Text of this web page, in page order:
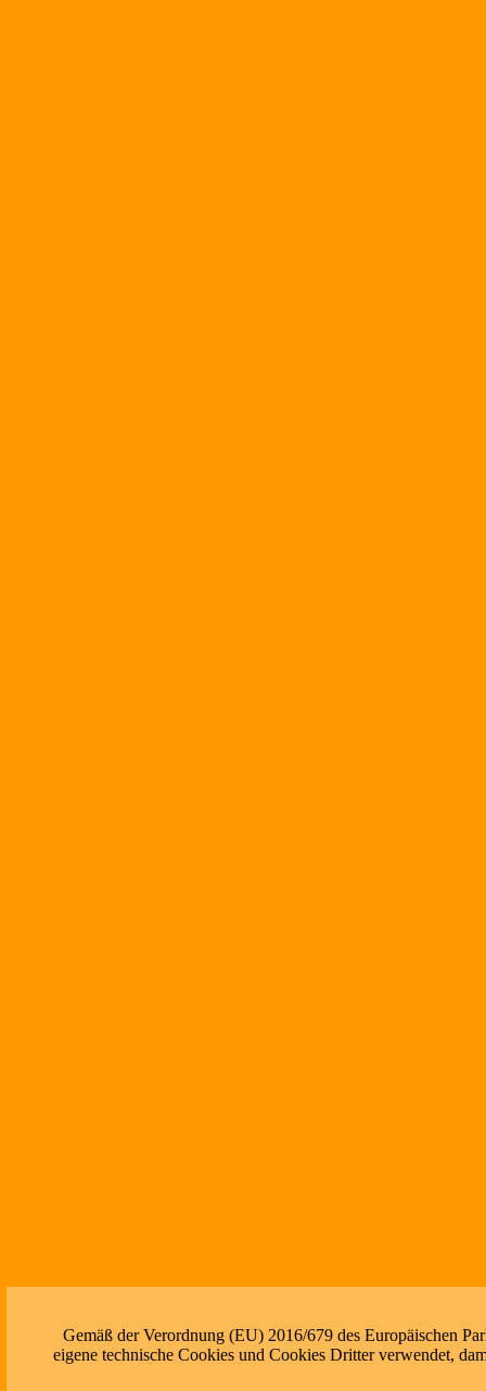
Gemäß der Verordnung (EU) 2016/679 des Europäischen
eigene technische Cookies und Cookies Dritter verwendet,